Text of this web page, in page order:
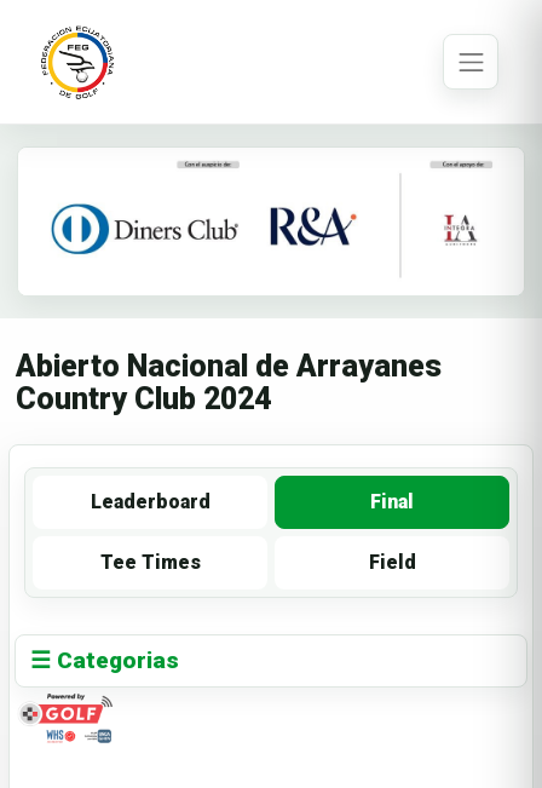
Abierto Nacional de Arrayanes
Country Club 2024
Leaderboard Final
Tee Times Field
☰ Categorias